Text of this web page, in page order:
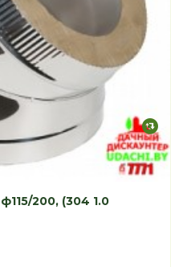
200, (304 1.0